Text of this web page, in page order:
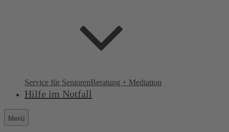
Service für SeniorenBeratung + Mediation
Hilfe im Notfall
Menü